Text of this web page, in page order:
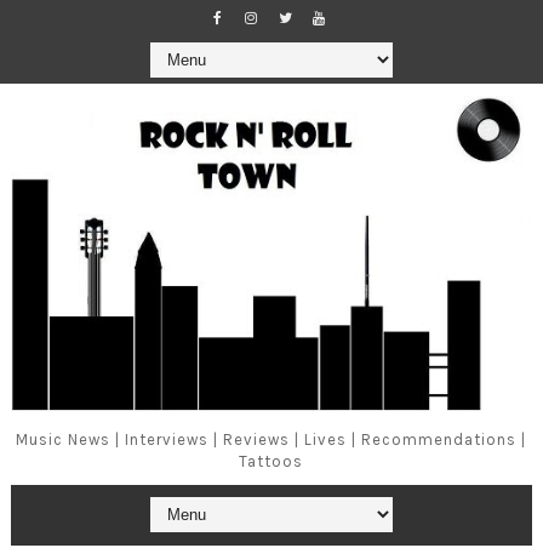
Music News | Interviews | Reviews | Lives | Recommendations |
Tattoos